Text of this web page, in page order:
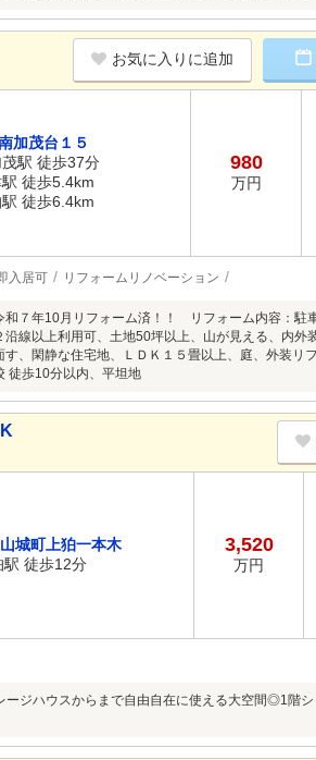
お気に入りに追加
加茂台１５
茂駅 徒歩37分
駅 徒歩5.4km
駅 徒歩6.4km
980
万円
入居可 リフォームリノベーション
７年10月リフォーム済！！ リフォーム内容：駐
線以上利用可、土地50坪以上、山が見える、内
す、閑静な住宅地、ＬＤＫ１５畳以上、庭、外装
徒歩10分以内、平坦地
城町上狛一本木
駅 徒歩12分
3,520
万円
ジハウスからまで自由自在に使える大空間◎1階